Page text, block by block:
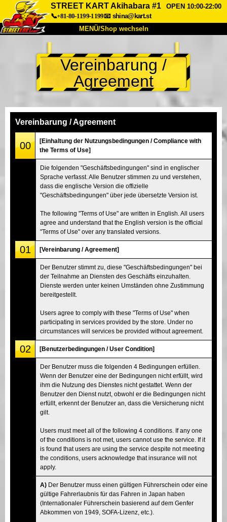
STREET KART Akihabara #1
OPEN 10:00-22:00
📞+81-80-1199-1199📧 shina@kart.st
MENÜ/Shop wechseln
Über uns Spezifikationen Preise
Anfahrt Bewertungen FAQ
Shop wechseln
Tokio Akihabara#2
Tokio Shibuya Annex Tokio Bucht
Tokio Asakusa
Vereinbarung /
Agreement
Vereinbarung / Agreement
00
[Einhaltung der Nutzungsbedingungen / Compliance with
the Terms of Use]
Die folgenden "Geschäftsbedingungen" sind in englischer
Sprache verfasst. Alle Benutzer stimmen zu und verstehen,
dass die englische Version die offizielle
"Geschäftsbedingungen" über jede übersetzte Version ist.
The following "Terms of Use" are written in English. All users
agree and understand that the English version is the official
"Terms of Use" over any translated versions.
01 [Vereinbarung / Agreement]
Der Benutzer stimmt zu, diese "Geschäftsbedingungen" bei
der Teilnahme an Diensten des Geschäfts einzuhalten.
Dienste werden unter keinen Umständen ohne Zustimmung
bereitgestellt.
Users agree to comply with these "Terms of Use" when
participating in services provided by the store. Under no
circumstances will services be provided without agreement.
02 [Benutzerbedingungen / User Condition]
Der Benutzer muss die folgenden 4 Bedingungen erfüllen.
Wenn der Benutzer eine der Bedingungen nicht erfüllt, wird
ihm die Nutzung des Dienstes nicht gestattet. Wenn der
Benutzer den Dienst nutzt, obwohl er die Bedingungen nicht
erfüllt, erkennt der Benutzer an, dass die Versicherung nicht
gilt.
Users must meet all of the following 4 conditions. If any one
of the conditions is not met, users cannot use the service. If it
is found that users are using the service despite not meeting
the conditions, users acknowledge that insurance will not
apply.
A) Der Benutzer muss einen gültigen Führerschein oder eine
gültige Fahrerlaubnis für das Fahren in Japan haben
(Internationaler Führerschein basierend auf dem Genfer
Abkommen von 1949, SOFA-Lizenz, etc.).